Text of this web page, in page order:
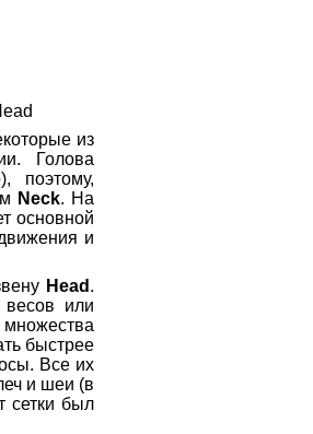
из
Голова
поэтому,
Neck. На
основной
и
Head .
весов или
быстрее
Все их
и шеи (в
сетки был